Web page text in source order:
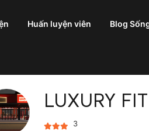
Huấn luyện viên Blog
LUXURY
3